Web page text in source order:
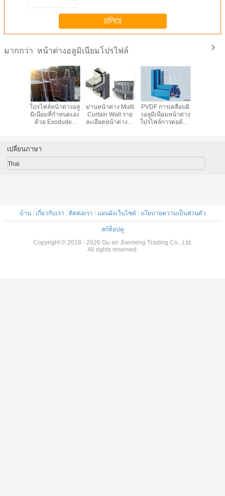
চালিয়ে
มากกว่า หน้าต่างอลูมิเนียมโปรไฟล์
โปรไฟล์หน้าต่างอลู
มิเนียมที่กำหนดเอง
ด้วย Exoduded
ม่านหน้าต่าง Multi
Curtain Wall ราย
ละเอียดหน้าต่างอลู
PVDF การเคลือบผิ
วอลูมิเนียมหน้าต่าง
โปรไฟล์การต่อต้าน
เปลี่ยนภาษา
Thai
บ้าน| เกี่ยวกับเรา | ติดต่อเรา | แผนผังเว็บไซต์ | นโยบายความเป็นส่วนตัว
สก์ท็อปดู
Copyright © 2018 - 2026 Gu an Jianneng Trading Co., Ltd.
All rights reserved.